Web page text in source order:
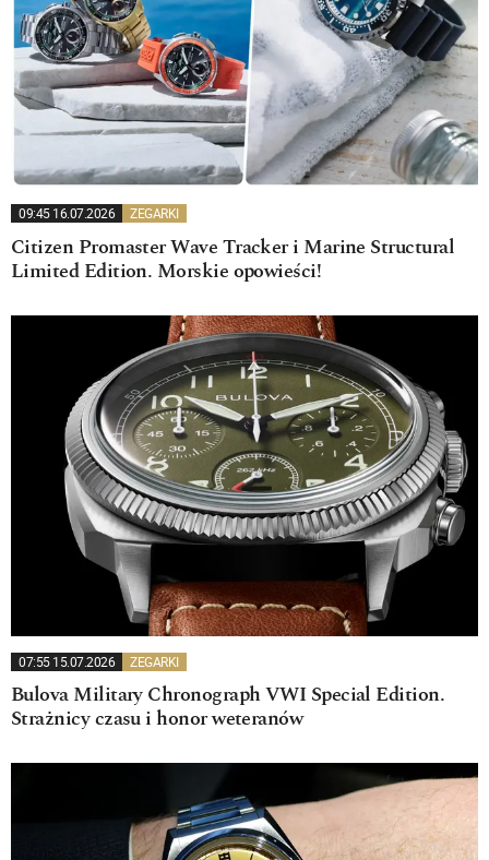
09:45 16.07.2026 ZEGARKI
Citizen Promaster Wave Tracker i Marine Structural
Limited Edition. Morskie opowieści!
07:55 15.07.2026 ZEGARKI
Bulova Military Chronograph VWI Special Edition.
Strażnicy czasu i honor weteranów